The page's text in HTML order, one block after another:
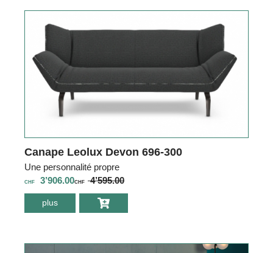
Canape Leolux Devon 696-300
Une personnalité propre
CHF 3’906.00CHF 4’595.00
plus environ Canape
Leolux Devon